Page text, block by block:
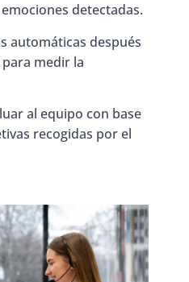
detectadas.
automáticas después
medir la
al equipo con base
recogidas por el